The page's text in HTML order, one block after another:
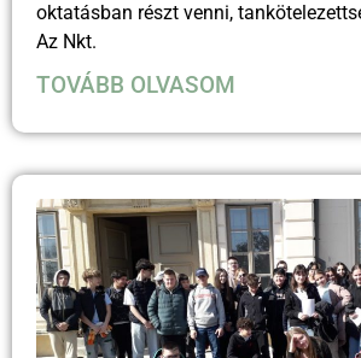
oktatásban részt venni,
Az Nkt.
TOVÁBB OLVASOM